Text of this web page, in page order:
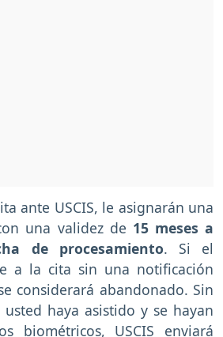
ante USCIS, le asignarán una
una validez de 15 meses a
de procesamiento. Si el
a la cita sin una notificación
considerará abandonado. Sin
haya asistido y se hayan
biométricos, USCIS enviará